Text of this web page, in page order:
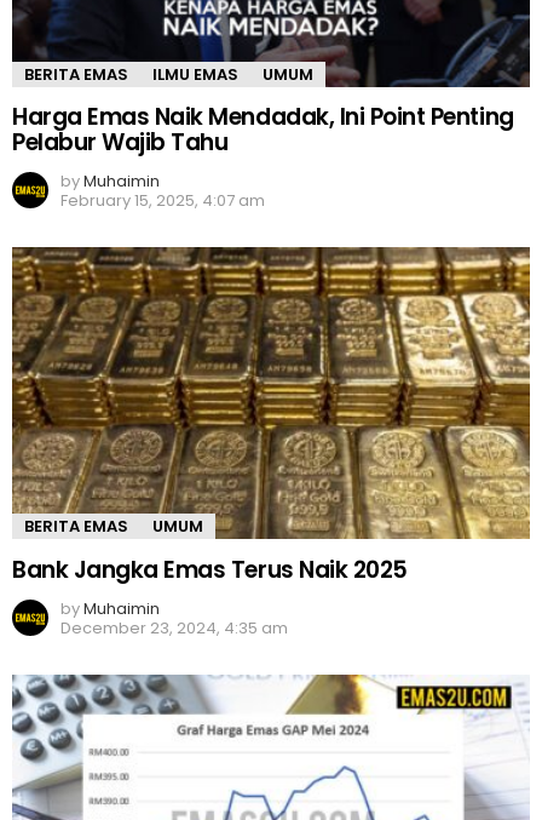
BERITA EMAS ILMU EMAS UMUM
Harga Emas Naik Mendadak, Ini Point Penting
Pelabur Wajib Tahu
byMuhaimin
February 15, 2025, 4:07 am
BERITA EMAS UMUM
Bank Jangka Emas Terus Naik 2025
byMuhaimin
December 23, 2024, 4:35 am